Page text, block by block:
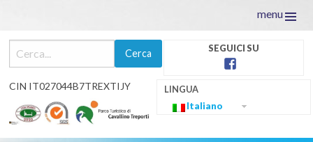
menu
facebook
CIN IT027044B7TREXTIJY
Italiano